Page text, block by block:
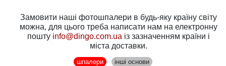
Замовити наші фотошпалери в будь-яку країну світу
можна, для цього треба написати нам на електронну
пошту info@dingo.com.ua із зазначенням країни і
міста доставки.
шпалери інші основи